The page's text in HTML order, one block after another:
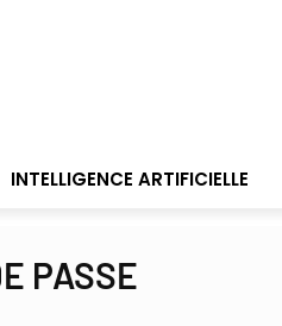
INTELLIGENCE ARTIFICIELLE
PASSE